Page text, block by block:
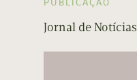
PUBLICAÇÃO
Jornal de Notícias